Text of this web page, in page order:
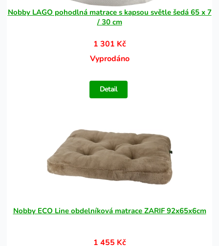
Nobby LAGO pohodlná matrace s kapsou světle šedá 65 x 7
/ 30 cm
1 301 Kč
Vyprodáno
Detail
Nobby ECO Line obdelníková matrace ZARIF 92x65x6cm
1 455 Kč